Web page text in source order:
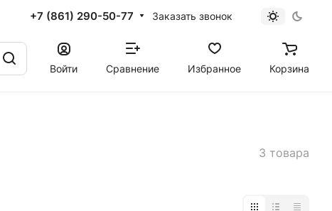
+7 (861) 290-50-77 Заказать звонок
Войти Сравнение Избранное Корзина
3 товара